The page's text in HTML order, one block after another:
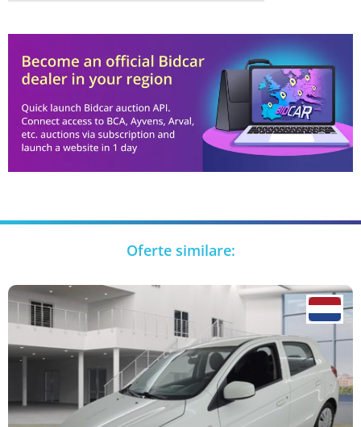
Oferte similare: